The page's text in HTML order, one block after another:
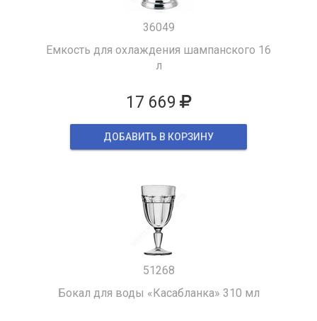
36049
Емкость для охлаждения шампанского 16
л
17 669
ДОБАВИТЬ В КОРЗИНУ
51268
Бокал для воды «Касабланка» 310 мл